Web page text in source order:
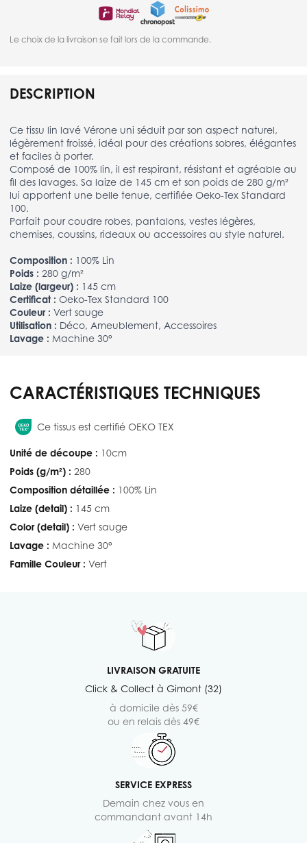
Le choix de la livraison se fait lors de la commande.
DESCRIPTION
Ce tissu lin lavé Vérone uni séduit par son aspect naturel,
légèrement froissé, idéal pour des créations sobres, élégantes
et faciles à porter.
Composé de 100% lin, il est respirant, résistant et agréable au
fil des lavages. Sa laize de 145 cm et son poids de 280 g/m²
lui apportent une belle tenue, certifiée Oeko-Tex Standard
100.
Parfait pour coudre robes, pantalons, vestes légères,
chemises, coussins, rideaux ou accessoires au style naturel.
Composition : 100% Lin
Poids : 280 g/m²
Laize (largeur) : 145 cm
Certificat : Oeko-Tex Standard 100
Couleur : Vert sauge
Utilisation : Déco, Ameublement, Accessoires
Lavage : Machine 30°
CARACTÉRISTIQUES TECHNIQUES
Ce tissus est certifié OEKO TEX
Unité de découpe : 10cm
Poids (g/m²) : 280
Composition détaillée : 100% Lin
Laize (detail) : 145 cm
Color (detail) : Vert sauge
Lavage : Machine 30°
Famille Couleur : Vert
LIVRAISON GRATUITE
Click & Collect à Gimont (32)
à domicile dès 59€
ou en relais dès 49€
SERVICE EXPRESS
Demain chez vous en
commandant avant 14h